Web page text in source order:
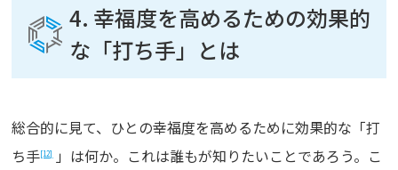
4. 幸福度を高めるための効果的
な「打ち手」とは
総合的に見て、ひとの幸福度を高めるために効果的な「打
ち手[12]」は何か。これは誰もが知りたいことであろう。こ